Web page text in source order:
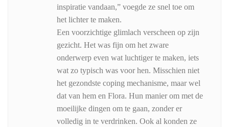
inspiratie vandaan,” voegde ze snel toe om
het lichter te maken.
Een voorzichtige glimlach verscheen op zijn
gezicht. Het was fijn om het zware
onderwerp even wat luchtiger te maken, iets
wat zo typisch was voor hen. Misschien niet
het gezondste coping mechanisme, maar wel
dat van hem en Flora. Hun manier om met de
moeilijke dingen om te gaan, zonder er
volledig in te verdrinken. Ook al konden ze